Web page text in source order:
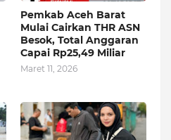
Pemkab Aceh Barat
Mulai Cairkan THR ASN
Besok, Total Anggaran
Capai Rp25,49 Miliar
Maret 11, 2026